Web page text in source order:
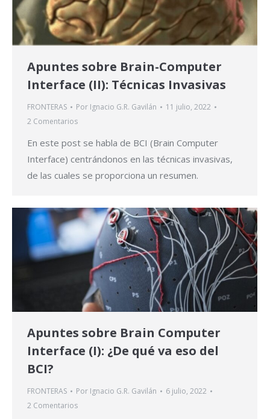
Apuntes sobre Brain-Computer
Interface (II): Técnicas Invasivas
FRONTERAS Por Ignacio G.R. Gavilán
11 julio, 2022
2 Comentarios
En este post se habla de BCI (Brain Computer
Interface) centrándonos en las técnicas invasivas,
de las cuales se proporciona un resumen.
Apuntes sobre Brain Computer
Interface (I): ¿De qué va eso del
BCI?
FRONTERAS Por Ignacio G.R. Gavilán
6 julio, 2022
2 Comentarios